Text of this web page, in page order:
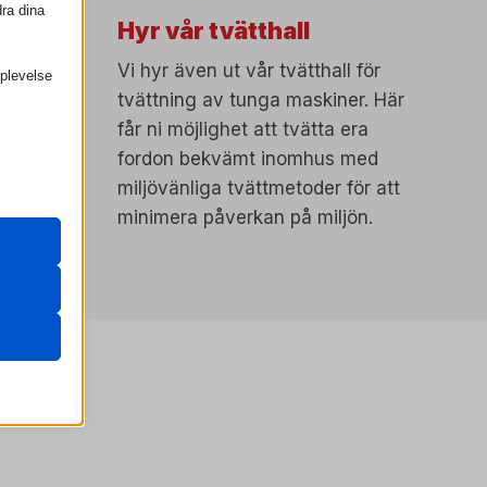
Hyr vår tvätthall
Vi hyr även ut vår tvätthall för
tvättning av tunga maskiner. Här
får ni möjlighet att tvätta era
fordon bekvämt inomhus med
miljövänliga tvättmetoder för att
minimera påverkan på miljön.
dina